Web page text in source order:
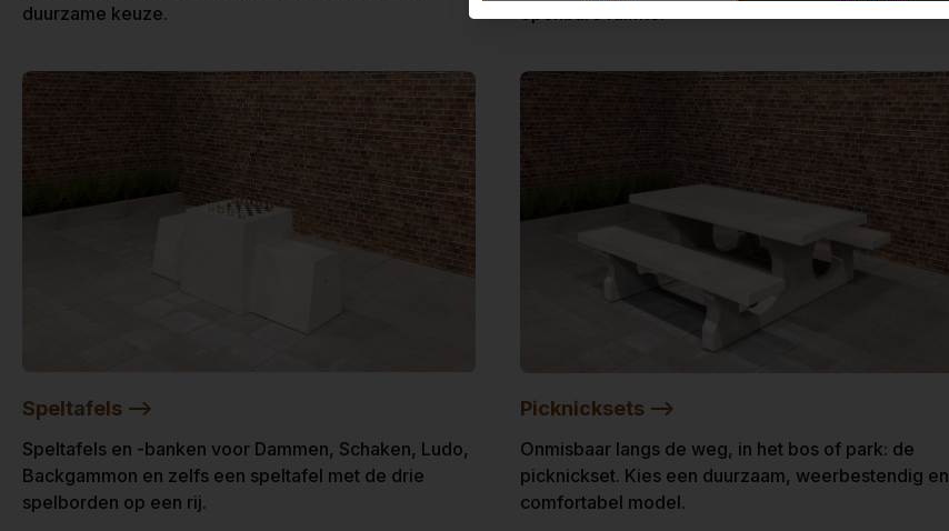
duurzame keuze.
openbare ruimte.
Speltafels -->
Speltafels en -banken voor Dammen, Schaken, Ludo,
Backgammon en zelfs een speltafel met de drie
spelborden op een rij.
Picknicksets -->
Onmisbaar langs de weg, in het bos of park: de
picknickset. Kies een duurzaam, weerbestendig en
comfortabel model.